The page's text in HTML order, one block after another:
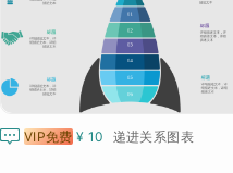
 VIP免费 ¥ 10 递进关系图表